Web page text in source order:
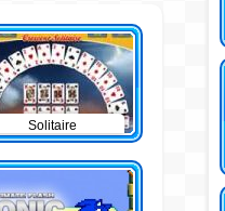
Solitaire